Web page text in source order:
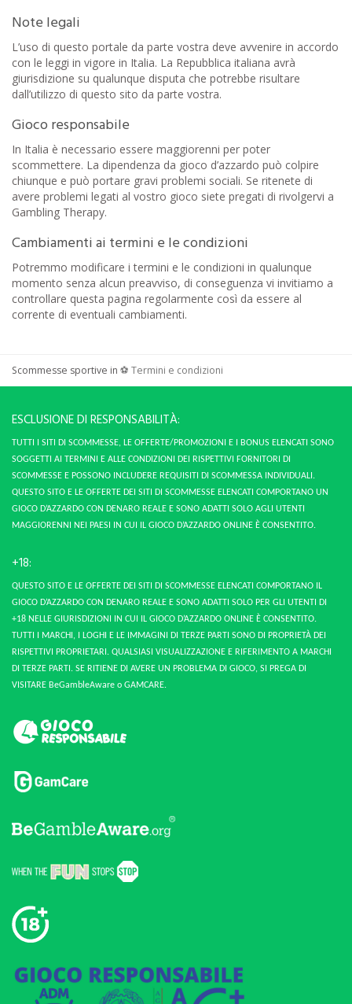
Note legali
L’uso di questo portale da parte vostra deve avvenire in accordo
con le leggi in vigore in Italia. La Repubblica italiana avrà
giurisdizione su qualunque disputa che potrebbe risultare
dall’utilizzo di questo sito da parte vostra.
Gioco responsabile
In Italia è necessario essere maggiorenni per poter
scommettere. La dipendenza da gioco d’azzardo può colpire
chiunque e può portare gravi problemi sociali. Se ritenete di
avere problemi legati al vostro gioco siete pregati di rivolgervi a
Gambling Therapy.
Cambiamenti ai termini e le condizioni
Potremmo modificare i termini e le condizioni in qualunque
momento senza alcun preavviso, di conseguenza vi invitiamo a
controllare questa pagina regolarmente così da essere al
corrente di eventuali cambiamenti.
Scommesse sportive in ⚽ Termini e condizioni
ESCLUSIONE DI RESPONSABILITÀ:
TUTTI I SITI DI SCOMMESSE, LE OFFERTE/PROMOZIONI E I BONUS ELENCATI SONO
SOGGETTI AI TERMINI E ALLE CONDIZIONI DEI RISPETTIVI FORNITORI DI
SCOMMESSE E POSSONO INCLUDERE REQUISITI DI SCOMMESSA INDIVIDUALI.
QUESTO SITO E LE OFFERTE DEI SITI DI SCOMMESSE ELENCATI COMPORTANO UN
GIOCO D’AZZARDO CON DENARO REALE E SONO ADATTI SOLO AGLI UTENTI
MAGGIORENNI NEI PAESI IN CUI IL GIOCO D’AZZARDO ONLINE È CONSENTITO.
+18:
QUESTO SITO E LE OFFERTE DEI SITI DI SCOMMESSE ELENCATI COMPORTANO IL
GIOCO D’AZZARDO CON DENARO REALE E SONO ADATTI SOLO PER GLI UTENTI DI
+18 NELLE GIURISDIZIONI IN CUI IL GIOCO D’AZZARDO ONLINE È CONSENTITO.
TUTTI I MARCHI, I LOGHI E LE IMMAGINI DI TERZE PARTI SONO DI PROPRIETÀ DEI
RISPETTIVI PROPRIETARI. QUALSIASI VISUALIZZAZIONE E RIFERIMENTO A MARCHI
DI TERZE PARTI. SE RITIENE DI AVERE UN PROBLEMA DI GIOCO, SI PREGA DI
VISITARE BeGambleAware o GAMCARE.